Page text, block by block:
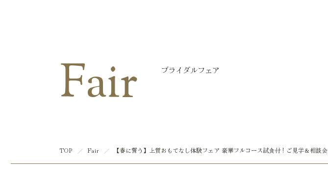
Fair ブライダルフェア
TOP Fair 【春に誓う】上質おもてなし体験フェア 豪華フルコース試食付！ご見学＆相談会